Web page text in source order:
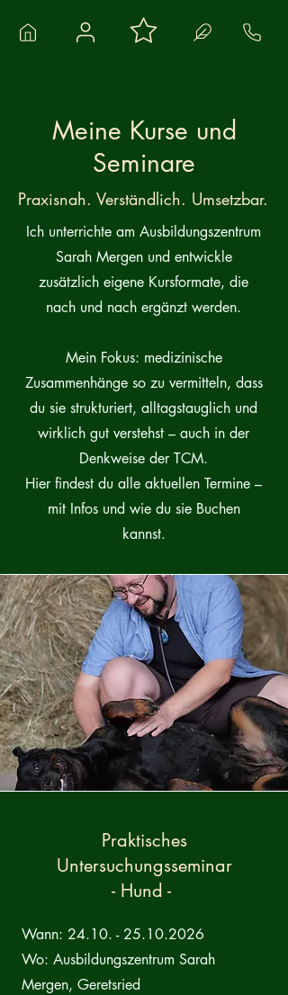
Meine Kurse und
Seminare
Praxisnah. Verständlich. Umsetzbar.
Ich unterrichte am Ausbildungszentrum
Sarah Mergen und entwickle
zusätzlich eigene Kursformate, die
nach und nach ergänzt werden.
Mein Fokus: medizinische
Zusammenhänge so zu vermitteln, dass
du sie strukturiert, alltagstauglich und
wirklich gut verstehst – auch in der
Denkweise der TCM.
Hier findest du alle aktuellen Termine –
mit Infos und wie du sie Buchen
kannst.
Praktisches
Untersuchungsseminar
- Hund -
Wann: 24.10. - 25.10.2026
Wo: Ausbildungszentrum Sarah
Mergen, Geretsried